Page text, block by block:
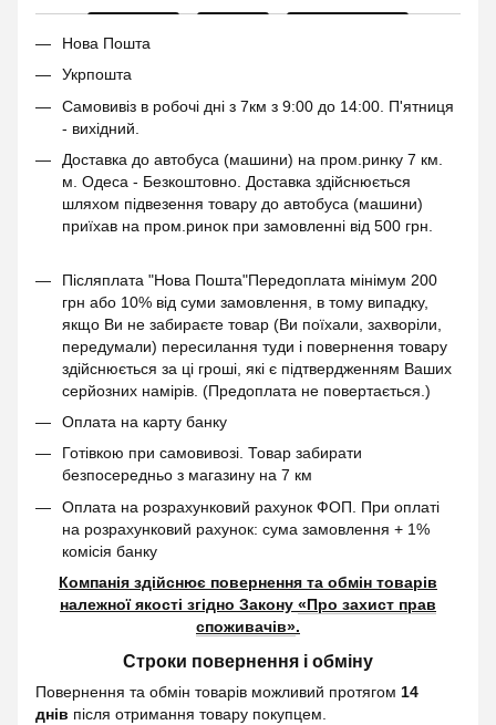
Нова Пошта
Укрпошта
Самовивіз в робочі дні з 7км з 9:00 до 14:00. П'ятниця
- вихідний.
Доставка до автобуса (машини) на пром.ринку 7 км.
м. Одеса - Безкоштовно. Доставка здійснюється
шляхом підвезення товару до автобуса (машини)
приїхав на пром.ринок при замовленні від 500 грн.
Післяплата "Нова Пошта"Передоплата мінімум 200
грн або 10% від суми замовлення, в тому випадку,
якщо Ви не забираєте товар (Ви поїхали, захворіли,
передумали) пересилання туди і повернення товару
здійснюється за ці гроші, які є підтвердженням Ваших
серйозних намірів. (Предоплата не повертається.)
Оплата на карту банку
Готівкою при самовивозі. Товар забирати
безпосередньо з магазину на 7 км
Оплата на розрахунковий рахунок ФОП. При оплаті
на розрахунковий рахунок: сума замовлення + 1%
комісія банку
Компанія здійснює повернення та обмін товарів
належної якості згідно Закону «Про захист прав
споживачів».
Строки повернення і обміну
Повернення та обмін товарів можливий протягом 14
днів після отримання товару покупцем.